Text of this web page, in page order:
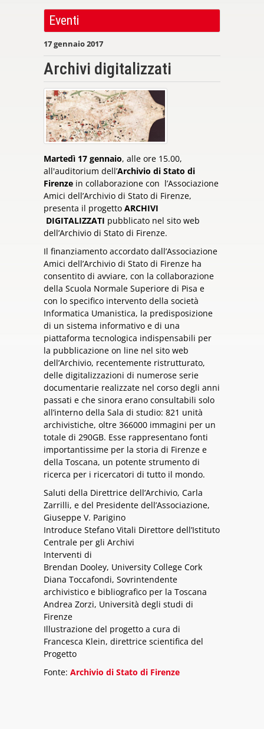
Eventi
17 gennaio 2017
Archivi digitalizzati
Martedì 17 gennaio, alle ore 15.00,
all'auditorium dell’Archivio di Stato di
Firenze in collaborazione con l’Associazione
Amici dell’Archivio di Stato di Firenze,
presenta il progetto ARCHIVI
DIGITALIZZATI pubblicato nel sito web
dell’Archivio di Stato di Firenze.
Il finanziamento accordato dall’Associazione
Amici dell’Archivio di Stato di Firenze ha
consentito di avviare, con la collaborazione
della Scuola Normale Superiore di Pisa e
con lo specifico intervento della società
Informatica Umanistica, la predisposizione
di un sistema informativo e di una
piattaforma tecnologica indispensabili per
la pubblicazione on line nel sito web
dell’Archivio, recentemente ristrutturato,
delle digitalizzazioni di numerose serie
documentarie realizzate nel corso degli anni
passati e che sinora erano consultabili solo
all’interno della Sala di studio: 821 unità
archivistiche, oltre 366000 immagini per un
totale di 290GB. Esse rappresentano fonti
importantissime per la storia di Firenze e
della Toscana, un potente strumento di
ricerca per i ricercatori di tutto il mondo.
Saluti della Direttrice dell’Archivio, Carla
Zarrilli, e del Presidente dell’Associazione,
Giuseppe V. Parigino
Introduce Stefano Vitali Direttore dell’Istituto
Centrale per gli Archivi
Interventi di
Brendan Dooley, University College Cork
Diana Toccafondi, Sovrintendente
archivistico e bibliografico per la Toscana
Andrea Zorzi, Università degli studi di
Firenze
Illustrazione del progetto a cura di
Francesca Klein, direttrice scientifica del
Progetto
Fonte: Archivio di Stato di Firenze